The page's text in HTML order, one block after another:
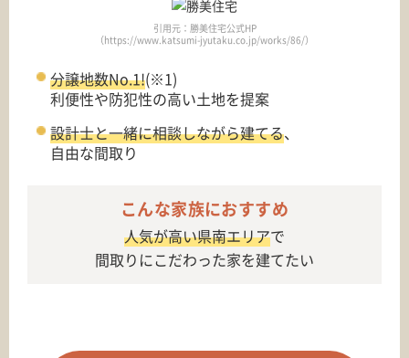
引用元：勝美住宅公式HP
（https://www.katsumi-jyutaku.co.jp/works/86/）
分譲地数No.1!(※1)
利便性や防犯性の高い土地を提案
設計士と一緒に相談しながら建てる、
自由な間取り
こんな家族におすすめ
人気が高い県南エリアで
間取りにこだわった家を建てたい